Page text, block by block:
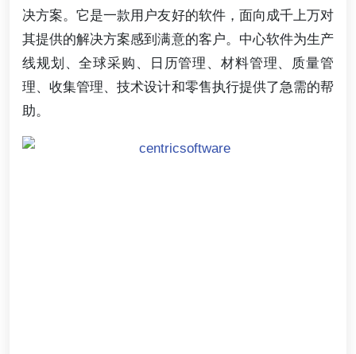
决方案。它是一款用户友好的软件，面向成千上万对
其提供的解决方案感到满意的客户。中心软件为生产
线规划、全球采购、日历管理、材料管理、质量管
理、收集管理、技术设计和零售执行提供了急需的帮
助。